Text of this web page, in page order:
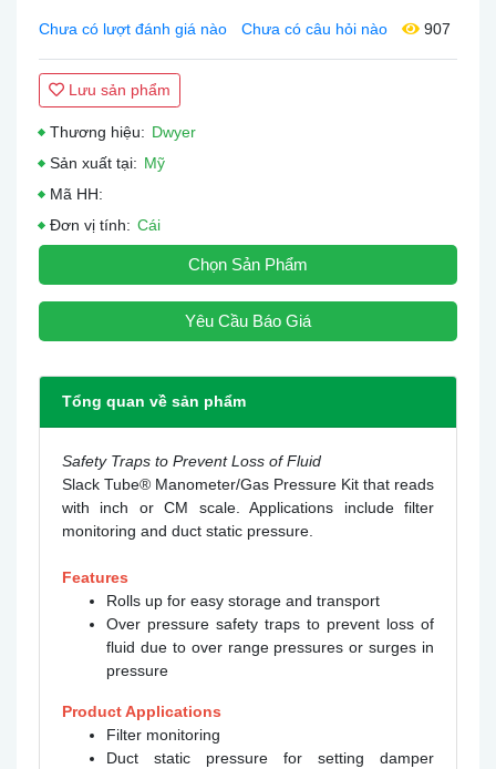
Chưa có lượt đánh giá nào Chưa có câu hỏi nào 907
Lưu sản phẩm
Thương hiệu: Dwyer
Sản xuất tại: Mỹ
Mã HH:
Đơn vị tính: Cái
Chọn Sản Phẩm
Yêu Cầu Báo Giá
Tổng quan về sản phẩm
Safety Traps to Prevent Loss of Fluid
Slack Tube® Manometer/Gas Pressure Kit that reads
with inch or CM scale. Applications include filter
monitoring and duct static pressure.
Features
Rolls up for easy storage and transport
Over pressure safety traps to prevent loss of
fluid due to over range pressures or surges in
pressure
Product Applications
Filter monitoring
Duct static pressure for setting damper